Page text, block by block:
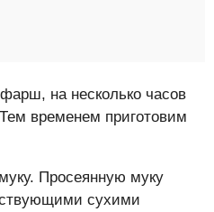
на несколько часов
временем приготовим
Просеянную муку
сухими